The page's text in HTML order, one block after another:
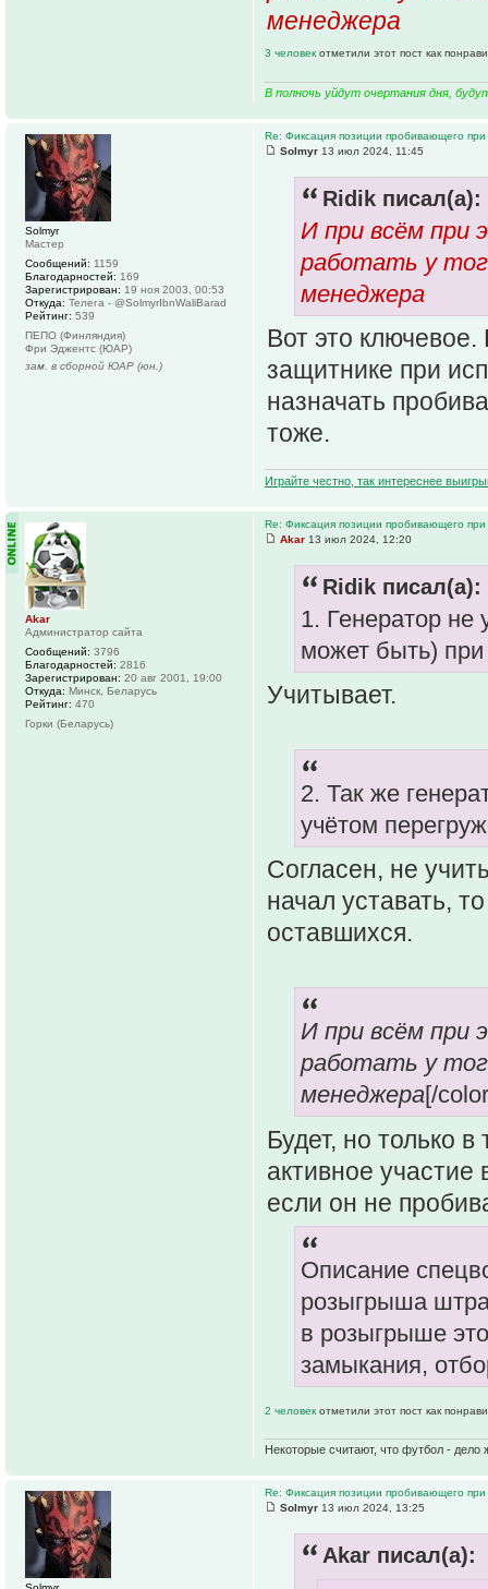
менеджера
3 человекотметили этот пост как
В полночь уйдут очертания дня,
Re: Фиксация позиции пробивающего
Solmyr 13 июл 2024, 11:45
Ridik писал(а):
И при всём при
работать у
менеджера
Вот это
защитнике при
назначать
тоже.
Играйте честно, так интереснее
Solmyr
Мастер
Сообщений: 1159
Благодарностей: 169
Зарегистрирован: 19 ноя 2003, 00:53
Откуда: Телега - @SolmyrIbnWaliBarad
Рейтинг: 539
ПЕПО (Финляндия)
Фри Эджентс (ЮАР)
зам. в сборной ЮАР (юн.)
Re: Фиксация позиции пробивающего
Akar 13 июл 2024, 12:20
Ridik писал(а):
1. Генератор не
может быть)
Учитывает.
2. Так же
учётом
Согласен, не
начал уставать,
оставшихся.
И при всём при
работать у
менеджера[/
Будет, но только
активное участие
если он не
Описание
розыгрыша
в розыгрыше
замыкания,
2 человек отметили этот пост как
Некоторые считают, что футбол -
Akar
Администратор сайта
Сообщений: 3796
Благодарностей: 2816
Зарегистрирован: 20 авг 2001, 19:00
Откуда: Минск, Беларусь
Рейтинг: 470
Горки (Беларусь)
Re: Фиксация позиции пробивающего
Solmyr 13 июл 2024, 13:25
Akar писал(а):